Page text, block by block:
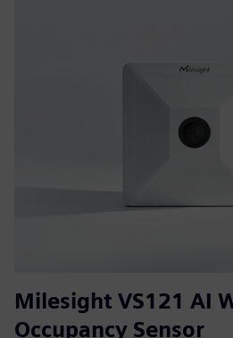
Milesight VS121 AI
Occupancy Sensor